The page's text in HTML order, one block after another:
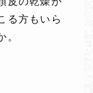
る方もいら
。